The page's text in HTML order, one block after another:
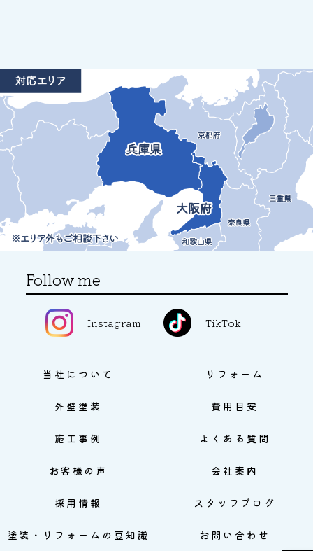
Follow me
Instagram TikTok
当社について リフォーム
外壁塗装 費用目安
施工事例 よくある質問
お客様の声 会社案内
採用情報 スタッフブログ
塗装・リフォームの豆知識 お問い合わせ